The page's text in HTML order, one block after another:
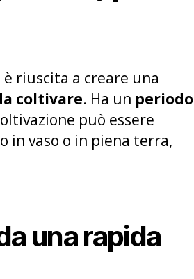
è riuscita a creare una
coltivare. Ha un periodo
può essere
in vaso o in piena terra,
una rapida